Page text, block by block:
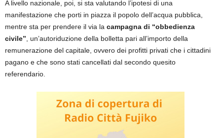
A livello nazionale, poi, si sta valutando l’ipotesi di una
manifestazione che porti in piazza il popolo dell’acqua pubblica,
mentre sta per prendere il via la campagna di “obbedienza
civile” , un’autoriduzione della bolletta pari all’importo della
remunerazione del capitale, ovvero dei profitti privati che i cittadini
pagano e che sono stati cancellati dal secondo quesito
referendario.